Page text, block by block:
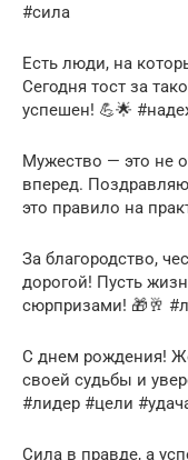
#сила
Есть люди, на
Сегодня тост за
успешен! 💪🌟
Мужество — это не
вперед.
это правило на
За благородство,
дорогой! Пусть
сюрпризами! 🎁🥂
С днем рождения!
своей судьбы и
#лидер #цели
Сила в правде, а